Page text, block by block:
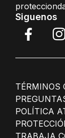
Siguenos
TÉRMINOS
POLÍTICA
TRABAJA